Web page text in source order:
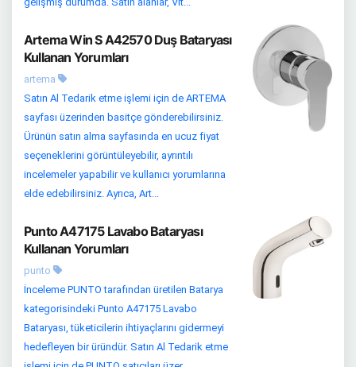
Artema Win S A42570 Duş Bataryası
Kullanan Yorumları
artema
Satın Al Tedarik etme işlemi için de ARTEMA
sayfası üzerinden basitçe gönderebilirsiniz.
Ürünün satın alma sayfasında en ucuz fiyat
seçeneklerini görüntüleyebilir, ayrıntılı
incelemeler yapabilir ve kullanıcı yorumlarına
elde edebilirsiniz. Ayrıca, Art...
Punto A47175 Lavabo Bataryası
Kullanan Yorumları
punto
İnceleme PUNTO tarafından üretilen Batarya
kategorisindeki Punto A47175 Lavabo
Bataryası, tüketicilerin ihtiyaçlarını gidermeyi
hedefleyen bir üründür. Satın Al Tedarik etme